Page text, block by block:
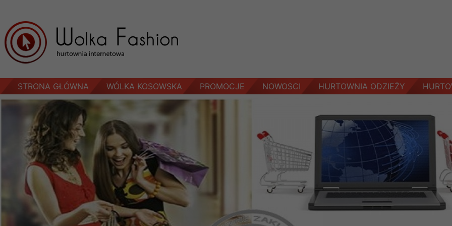
STRONA GŁÓWNA WÓLKA KOSOWSKA PROMOCJE NOWOSCI HURTOWNIA ODZIEŻY